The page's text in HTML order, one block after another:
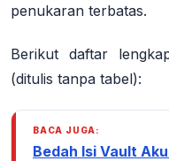
penukaran terbatas.
Berikut daftar
(ditulis tanpa tabel):
BACA JUGA:
Bedah Isi Vault